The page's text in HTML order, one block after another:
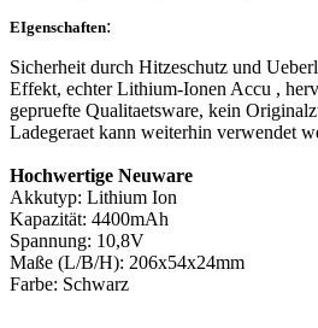
EIgenschaften:
Sicherheit durch Hitzeschutz und
Effekt, echter Lithium-Ionen Accu ,
gepruefte Qualitaetsware, kein
Ladegeraet kann weiterhin verwendet
Hochwertige Neuware
Akkutyp: Lithium Ion
Kapazität: 4400mAh
Spannung: 10,8V
Maße (L/B/H): 206x54x24mm
Farbe: Schwarz